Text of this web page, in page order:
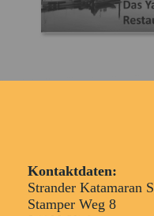
Kontaktdaten:
Strander Katamaran
Stamper Weg 8